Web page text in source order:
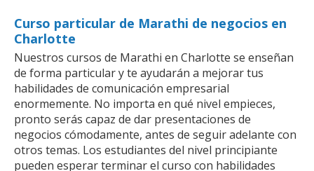
Curso particular de Marathi de negocios en
Charlotte
Nuestros cursos de Marathi en Charlotte se enseñan
de forma particular y te ayudarán a mejorar tus
habilidades de comunicación empresarial
enormemente. No importa en qué nivel empieces,
pronto serás capaz de dar presentaciones de
negocios cómodamente, antes de seguir adelante con
otros temas. Los estudiantes del nivel principiante
pueden esperar terminar el curso con habilidades